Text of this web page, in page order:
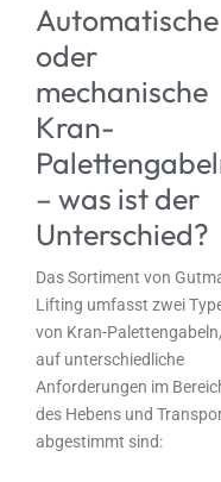
Automatische
oder
mechanische
Kran-
– was ist der
Unterschied?
Das Sortiment von
Lifting umfasst zwei
von Kran-
auf unterschiedliche
Anforderungen im
des Hebens und
abgestimmt sind: